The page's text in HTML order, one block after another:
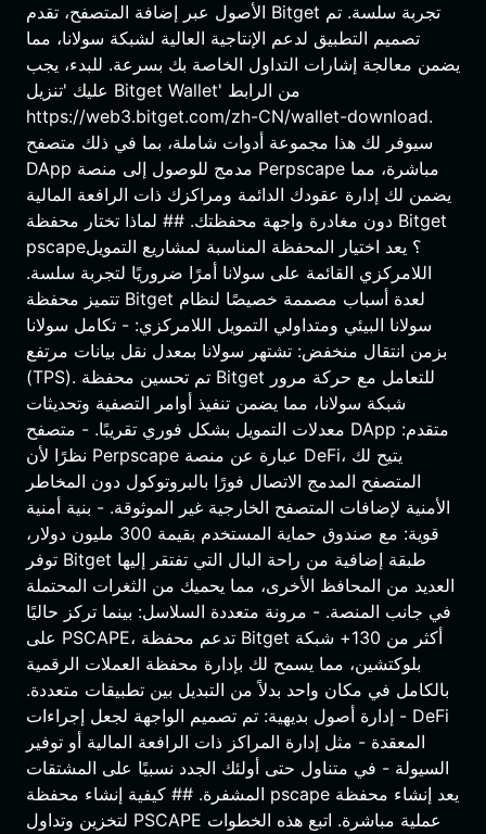
الأصول عبر إضافة المتصفح، تقدم Bitget تجربة سلسة. تم
تصميم التطبيق لدعم الإنتاجية العالية لشبكة سولانا، مما
يضمن معالجة إشارات التداول الخاصة بك بسرعة. للبدء، يجب
عليك 'تنزيل Bitget Wallet' من الرابط
https://web3.bitget.com/zh-CN/wallet-download.
سيوفر لك هذا مجموعة أدوات شاملة، بما في ذلك متصفح
DApp مدمج للوصول إلى منصة Perpscape مباشرة، مما
يضمن لك إدارة عقودك الدائمة ومراكزك ذات الرافعة المالية
دون مغادرة واجهة محفظتك. ## لماذا تختار محفظة Bitget
pscape؟ يعد اختيار المحفظة المناسبة لمشاريع التمويل
اللامركزي القائمة على سولانا أمرًا ضروريًا لتجربة سلسة.
تتميز محفظة Bitget لعدة أسباب مصممة خصيصًا لنظام
سولانا البيئي ومتداولي التمويل اللامركزي: - تكامل سولانا
بزمن انتقال منخفض: تشتهر سولانا بمعدل نقل بيانات مرتفع
(TPS). تم تحسين محفظة Bitget للتعامل مع حركة مرور
شبكة سولانا، مما يضمن تنفيذ أوامر التصفية وتحديثات
معدلات التمويل بشكل فوري تقريبًا. - متصفح DApp متقدم:
نظرًا لأن Perpscape عبارة عن منصة DeFi، يتيح لك
المتصفح المدمج الاتصال فورًا بالبروتوكول دون المخاطر
الأمنية لإضافات المتصفح الخارجية غير الموثوقة. - بنية أمنية
قوية: مع صندوق حماية المستخدم بقيمة 300 مليون دولار،
توفر Bitget طبقة إضافية من راحة البال التي تفتقر إليها
العديد من المحافظ الأخرى، مما يحميك من الثغرات المحتملة
في جانب المنصة. - مرونة متعددة السلاسل: بينما تركز حاليًا
على PSCAPE، تدعم محفظة Bitget أكثر من 130+ شبكة
بلوكتشين، مما يسمح لك بإدارة محفظة العملات الرقمية
بالكامل في مكان واحد بدلاً من التبديل بين تطبيقات متعددة.
- إدارة أصول بديهية: تم تصميم الواجهة لجعل إجراءات DeFi
المعقدة - مثل إدارة المراكز ذات الرافعة المالية أو توفير
السيولة - في متناول حتى أولئك الجدد نسبيًا على المشتقات
المشفرة. ## كيفية إنشاء محفظة pscape يعد إنشاء محفظة
لتخزين وتداول PSCAPE عملية مباشرة. اتبع هذه الخطوات